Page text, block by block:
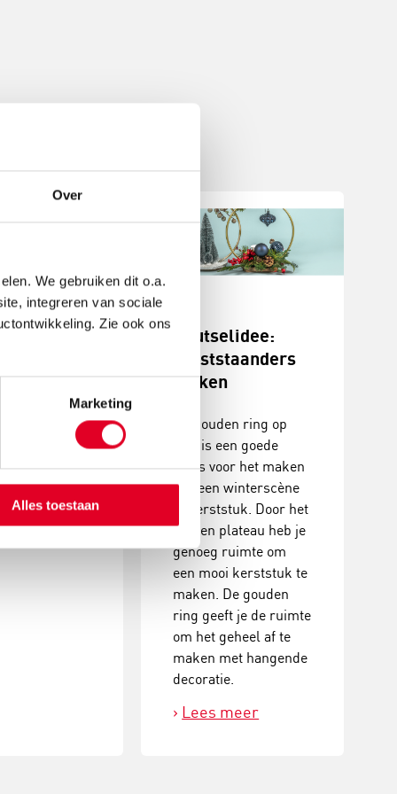
Over
We gebruiken dit o.a.
integreren van sociale
Zie ook ons
Marketing
Alles toestaan
met
Een
creatieve
met prachtig
Knutselidee:
kerststaanders
maken
De gouden ring op
voet is een goede
basis voor het maken
van een winterscène
of kerststuk. Door het
houten plateau heb je
genoeg ruimte om
een mooi kerststuk te
maken. De gouden
ring geeft je de ruimte
om het geheel af te
maken met hangende
decoratie.
Lees meer